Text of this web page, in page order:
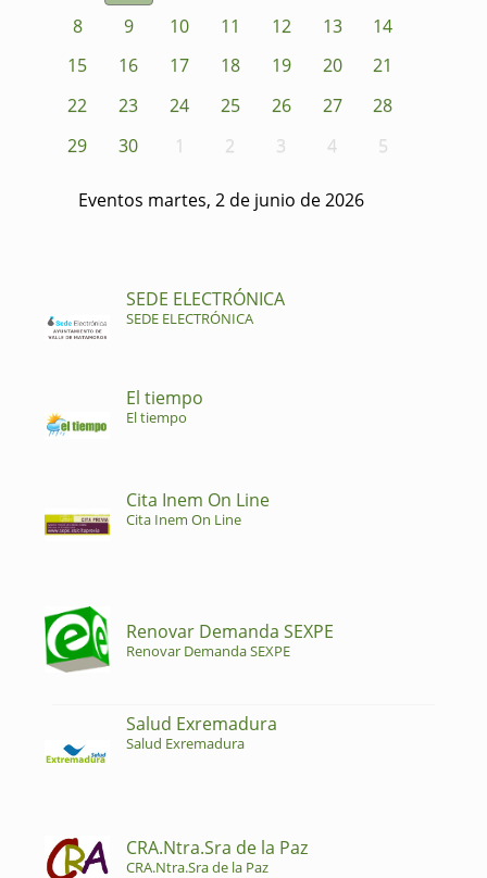
8
9 10 11 12 13
14
15
16 17 18 19 20
21
22
23 24 25 26 27
28
29
30 1 2 3 4 5
Eventos martes, 2 de junio de 2026
SEDE ELECTRÓNICA
SEDE ELECTRÓNICA
El tiempo
El tiempo
Cita Inem On Line
Cita Inem On Line
Renovar Demanda SEXPE
Renovar Demanda SEXPE
Salud Exremadura
Salud Exremadura
CRA.Ntra.Sra de la Paz
CRA.Ntra.Sra de la Paz